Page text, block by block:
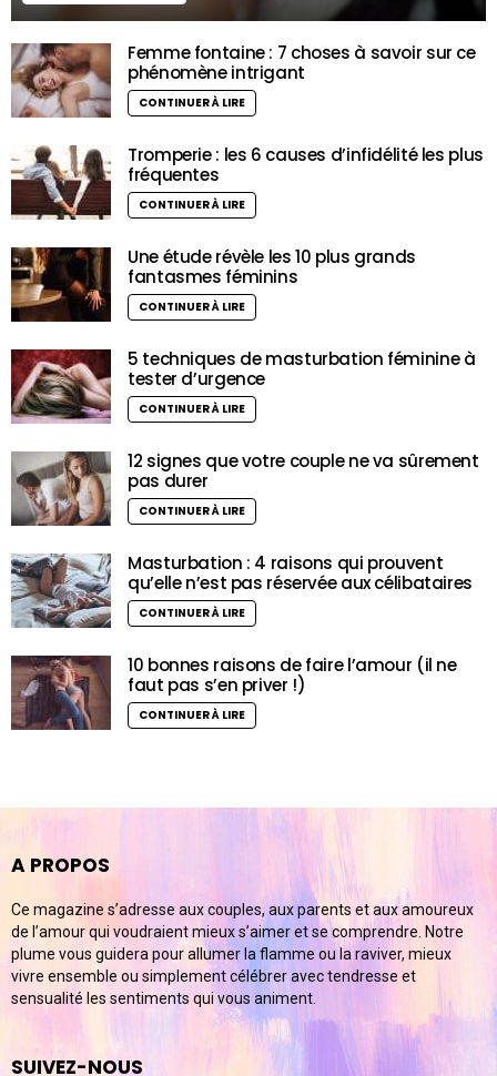
Femme fontaine : 7 choses à savoir sur ce
phénomène intrigant
CONTINUER À LIRE
Tromperie : les 6 causes d’infidélité les plus
fréquentes
CONTINUER À LIRE
Une étude révèle les 10 plus grands
fantasmes féminins
CONTINUER À LIRE
5 techniques de masturbation féminine à
tester d’urgence
CONTINUER À LIRE
12 signes que votre couple ne va sûrement
pas durer
CONTINUER À LIRE
Masturbation : 4 raisons qui prouvent
qu’elle n’est pas réservée aux célibataires
CONTINUER À LIRE
10 bonnes raisons de faire l’amour (il ne
faut pas s’en priver !)
CONTINUER À LIRE
A PROPOS
Ce magazine s’adresse aux couples, aux parents et aux amoureux
de l’amour qui voudraient mieux s’aimer et se comprendre. Notre
plume vous guidera pour allumer la flamme ou la raviver, mieux
vivre ensemble ou simplement célébrer avec tendresse et
sensualité les sentiments qui vous animent.
SUIVEZ-NOUS